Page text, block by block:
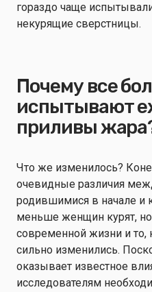
гораздо чаще
некурящие сверстницы.
Почему все
испытывают
приливы
Что же изменилось?
очевидные различия
родившимися в начале и
меньше женщин курят, но
современной жизни и то,
сильно изменились.
оказывает известное
исследователям